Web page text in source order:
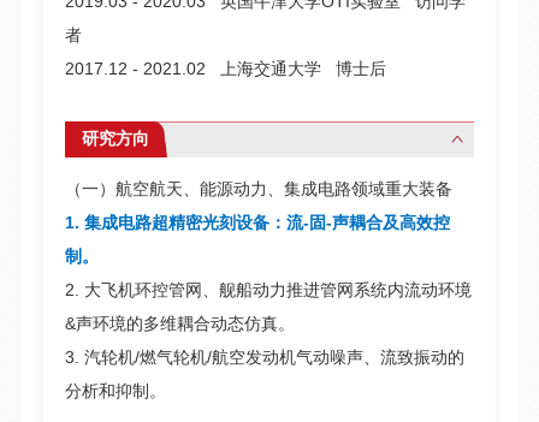
者
2017.12 - 2021.02 上海交通大学 博士后
研究方向
（一）航空航天、能源动力、集成电路领域重大装备
1. 集成电路超精密光刻设备：流-固-声耦合及高效控
制。
2. 大飞机环控管网、舰船动力推进管网系统内流动环境
&声环境的多维耦合动态仿真。
3. 汽轮机/燃气轮机/航空发动机气动噪声、流致振动的
分析和抑制。